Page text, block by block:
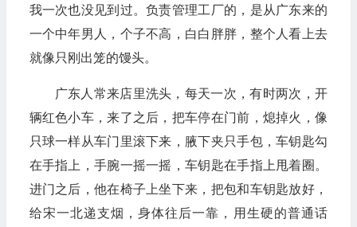
我一次也没见到过。负责管理工厂的，是从广东来的
一个中年男人，个子不高，白白胖胖，整个人看上去
就像只刚出笼的馒头。
广东人常来店里洗头，每天一次，有时两次，开
辆红色小车，来了之后，把车停在门前，熄掉火，像
只球一样从车门里滚下来，腋下夹只手包，车钥匙勾
在手指上，手腕一摇一摇，车钥匙在手指上甩着圈。
进门之后，他在椅子上坐下来，把包和车钥匙放好，
给宋一北递支烟，身体往后一靠，用生硬的普通话